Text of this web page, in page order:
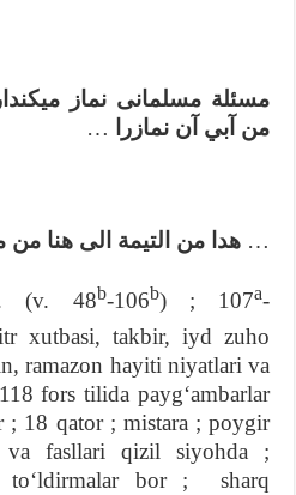
مسئلة مسلمانى نماز
من آبي آن نمازرا
…
…هدا من التيمة الى هنا
(v. 48b-106b) ; 107a-
xutbasi, takbir, iyd zuho
ramazon hayiti niyatlari va
fors tilida paygʻambarlar
; 18 qator ; mistara ; poygir
fasllari qizil siyohda ;
toʻldirmalar bor ; sharq